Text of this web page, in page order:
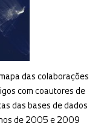
das colaborações
com coautores de
das bases de dados
de 2005 e 2009